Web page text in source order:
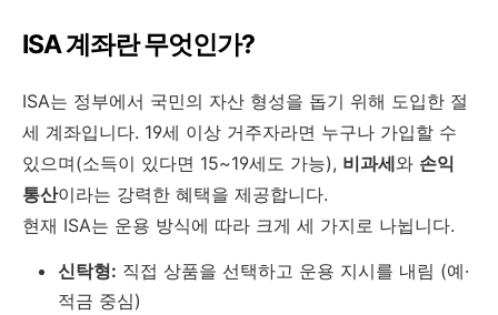
ISA 계좌란 무엇인가?
ISA는 정부에서 국민의 자산 형성을 돕기 위해 도입한 절
세 계좌입니다. 19세 이상 거주자라면 누구나 가입할 수
있으며(소득이 있다면 15~19세도 가능), 비과세와 손익
통산이라는 강력한 혜택을 제공합니다.
현재 ISA는 운용 방식에 따라 크게 세 가지로 나뉩니다.
신탁형: 직접 상품을 선택하고 운용 지시를 내림 (예·
적금 중심)